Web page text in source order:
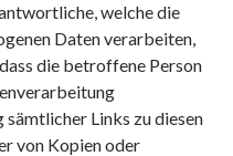
welche die
Daten verarbeiten,
die betroffene Person
Links zu diesen
von Kopien oder